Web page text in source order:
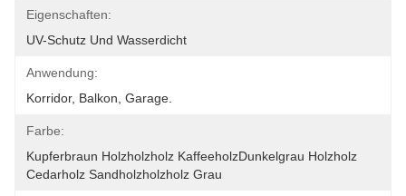
Eigenschaften:
UV-Schutz Und Wasserdicht
Anwendung:
Korridor, Balkon, Garage.
Farbe:
Kupferbraun Holzholzholz KaffeeholzDunkelgrau Holzholz
Cedarholz Sandholzholzholz Grau